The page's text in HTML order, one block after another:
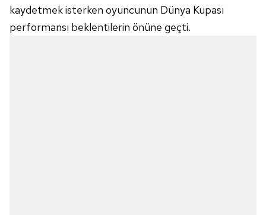
kaydetmek isterken oyuncunun Dünya Kupası
performansı beklentilerin önüne geçti.